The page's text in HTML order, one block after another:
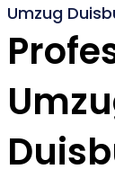
Umzug